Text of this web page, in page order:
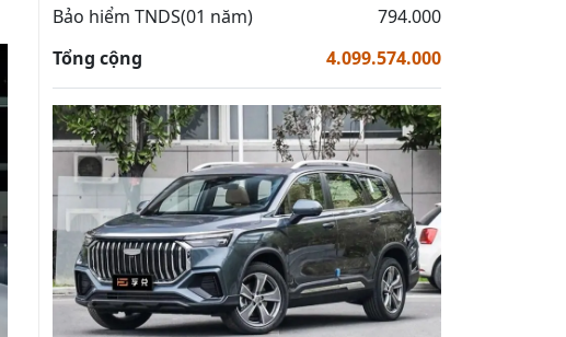
Bảo hiểm TNDS(01 năm)
794.000
Tổng cộng
4.099.574.000